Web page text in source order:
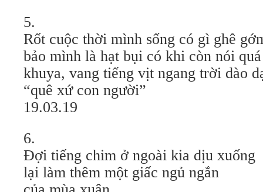
5.
Rốt cuộc thời mình sống có gì ghê
bảo mình là hạt bụi có khi còn nói quá
khuya, vang tiếng vịt ngang trời dào
“quê xứ con người”
19.03.19
6.
Đợi tiếng chim ở ngoài kia dịu xuống
lại làm thêm một giấc ngủ ngắn